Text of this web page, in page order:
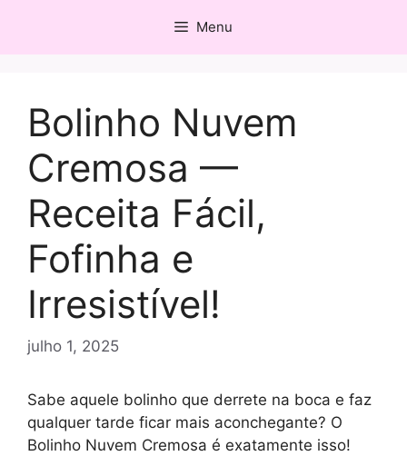
o
Menu
Bolinho Nuvem
Cremosa —
Receita Fácil,
Fofinha e
Irresistível!
julho 1, 2025
Sabe aquele bolinho que derrete na boca e faz
qualquer tarde ficar mais aconchegante? O
Bolinho Nuvem Cremosa é exatamente isso!